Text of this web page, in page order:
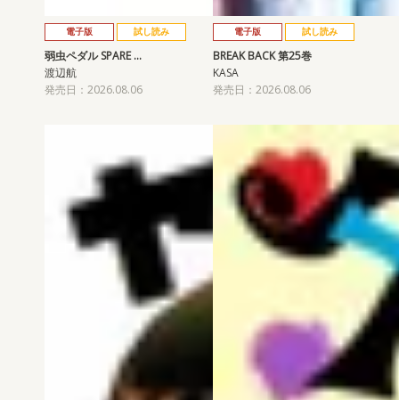
電子版 試し読み
弱虫ペダル SPARE …
渡辺航
発売日：2026.08.06
電子版 試し読み
BREAK BACK 第25巻
KASA
発売日：2026.08.06